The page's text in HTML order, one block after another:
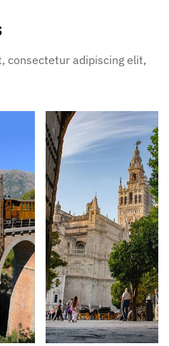
consectetur adipiscing elit,